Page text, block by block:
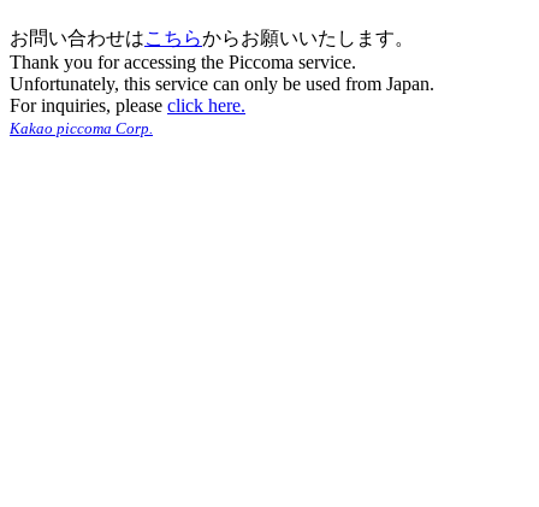
お問い合わせはこちらからお願いいたします。
Thank you for accessing the Piccoma service.
Unfortunately, this service can only be used from Japan.
For inquiries, please click here.
Kakao piccoma Corp.